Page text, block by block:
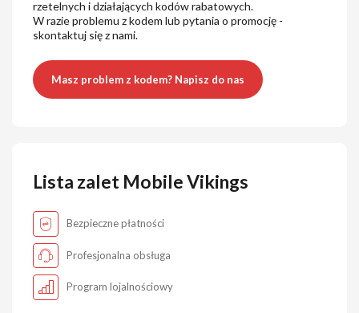
rzetelnych i działających kodów rabatowych.
W razie problemu z kodem lub pytania o promocję -
skontaktuj się z nami.
Masz problem z kodem? Napisz do nas
Lista zalet Mobile Vikings
Bezpieczne płatności
Profesjonalna obsługa
Program lojalnościowy